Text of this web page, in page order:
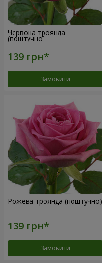
Червона троянда
(поштучно)
Замовити
Рожева троянда (поштучно)
Замовити